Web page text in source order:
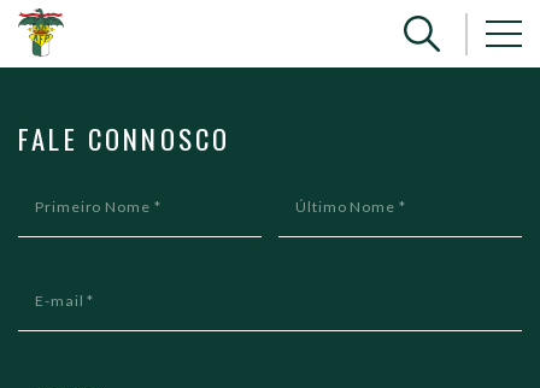
FALE CONNOSCO